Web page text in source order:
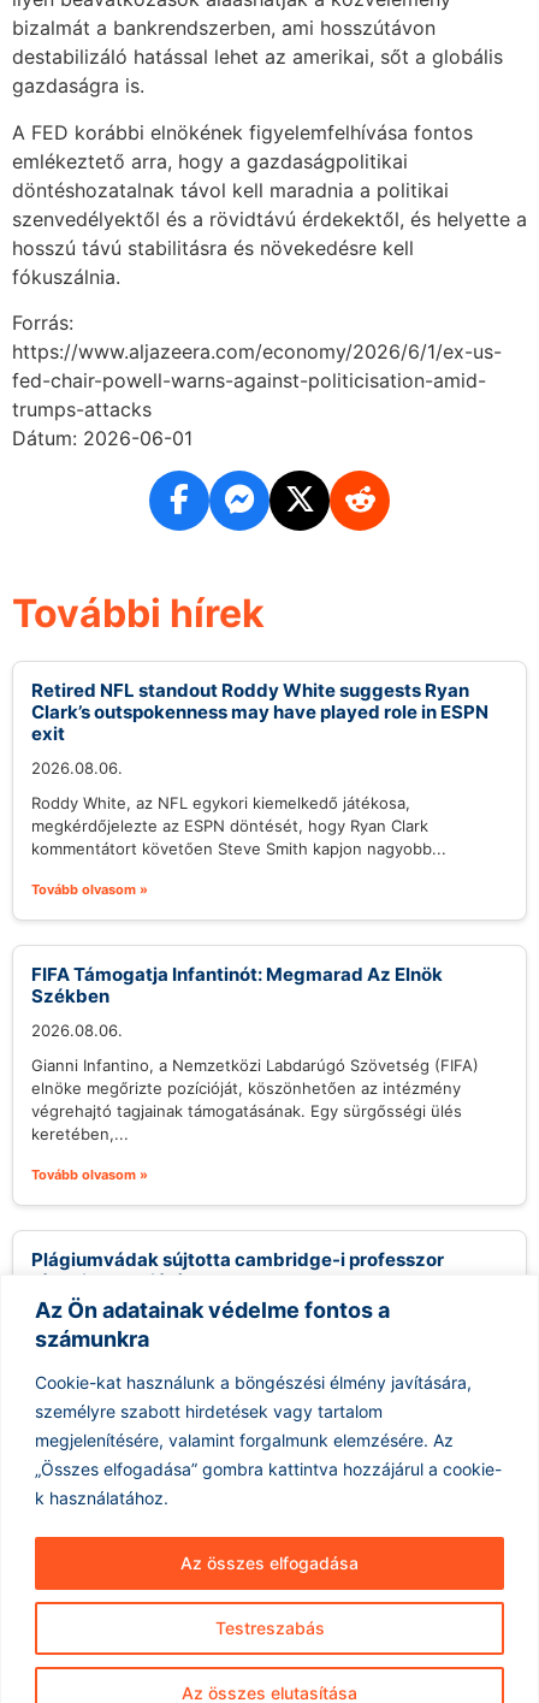
Az Ön adatainak védelme fontos a
számunkra
Cookie-kat használunk a böngészési élmény javítására,
személyre szabott hirdetések vagy tartalom
megjelenítésére, valamint forgalmunk elemzésére. Az
„Összes elfogadása” gombra kattintva hozzájárul a cookie-
k használatához.
Testreszabás
Az összes elutasítása
Az összes elfogadása
bizalmát a bankrendszerben, ami hosszútávon
destabilizáló hatással lehet az amerikai, sőt a globális
gazdaságra is.
A FED korábbi elnökének figyelemfelhívása fontos
emlékeztető arra, hogy a gazdaságpolitikai
döntéshozatalnak távol kell maradnia a politikai
szenvedélyektől és a rövidtávú érdekektől, és helyette a
hosszú távú stabilitásra és növekedésre kell
fókuszálnia.
Forrás:
https://www.aljazeera.com/economy/2026/6/1/ex-us-
fed-chair-powell-warns-against-politicisation-amid-
trumps-attacks
Dátum: 2026-06-01
További hírek
Retired NFL standout Roddy White suggests Ryan
Clark’s outspokenness may have played role in ESPN
exit
2026.08.06.
Roddy White, az NFL egykori kiemelkedő játékosa,
megkérdőjelezte az ESPN döntését, hogy Ryan Clark
kommentátort követően Steve Smith kapjon nagyobb...
Tovább olvasom »
FIFA Támogatja Infantinót: Megmarad Az Elnök
Székben
2026.08.06.
Gianni Infantino, a Nemzetközi Labdarúgó Szövetség (FIFA)
elnöke megőrizte pozícióját, köszönhetően az intézmény
végrehajtó tagjainak támogatásának. Egy sürgősségi ülés
keretében,...
Tovább olvasom »
Plágiumvádak sújtotta cambridge-i professzor
távozik posztjáról
2026.08.06.
Jason Arday, a Cambridge-i Egyetem professzora, aki nemrég
került a figyelem középpontjába több plágiumváddal
kapcsolatban, távozott pozíciójából, miután az egyetem...
Tovább olvasom »
Hírarchívum Impresszum
ÁSZF